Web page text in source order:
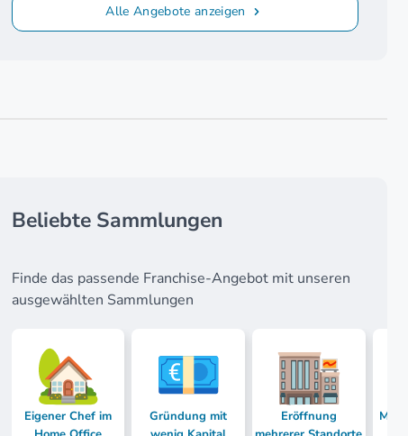
Alle Angebote anzeigen
Beliebte Sammlungen
Finde das passende Franchise-Angebot mit unseren
ausgewählten Sammlungen
Eigener Chef im
Gründung mit
Eröffnung